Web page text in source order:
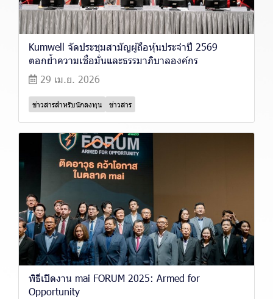
Kumwell จัดประชุมสามัญผู้ถือหุ้นประจำปี 2569
ตอกย้ำความเชื่อมั่นและธรรมาภิบาลองค์กร
29 เม.ย. 2026
ข่าวสารสำหรับนักลงทุน ข่าวสาร
พิธีเปิดงาน mai FORUM 2025: Armed for
Opportunity